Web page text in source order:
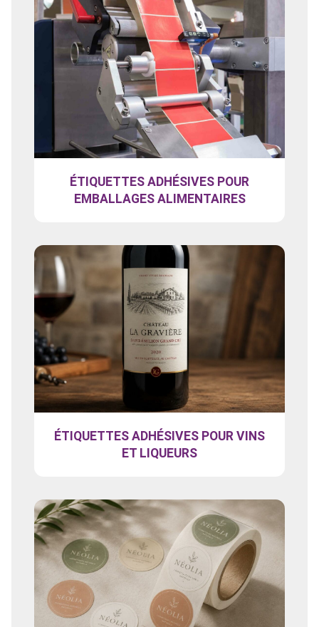
ÉTIQUETTES ADHÉSIVES POUR
EMBALLAGES ALIMENTAIRES
ÉTIQUETTES ADHÉSIVES POUR VINS
ET LIQUEURS